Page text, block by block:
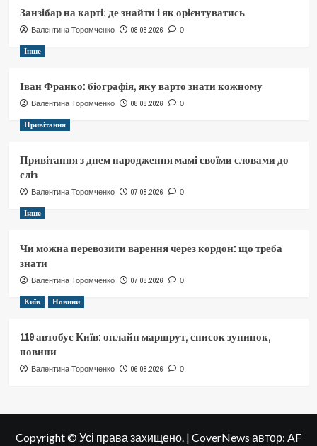
Занзібар на карті: де знайти і як орієнтуватись
Валентина Торомченко 08.08.2026 0
Інше
Іван Франко: біографія, яку варто знати кожному
Валентина Торомченко 08.08.2026 0
Привітання
Привітання з днем народження мамі своїми словами до
сліз
Валентина Торомченко 07.08.2026 0
Інше
Чи можна перевозити варення через кордон: що треба
знати
Валентина Торомченко 07.08.2026 0
Київ Новини
119 автобус Київ: онлайн маршрут, список зупинок,
новини
Валентина Торомченко 06.08.2026 0
Copyright © Усі права захищено. | CoverNews автор: AF